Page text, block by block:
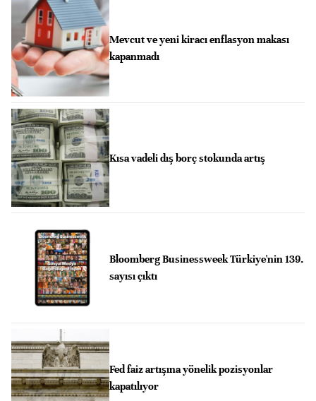
Mevcut ve yeni kiracı enflasyon makası
kapanmadı
Kısa vadeli dış borç stokunda artış
Bloomberg Businessweek Türkiye'nin 139.
sayısı çıktı
Fed faiz artışına yönelik pozisyonlar
kapatılıyor